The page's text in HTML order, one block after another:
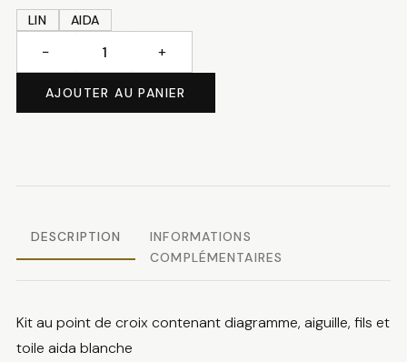
LIN
AIDA
Ours
− +
AJOUTER AU PANIER
DESCRIPTION
INFORMATIONS
COMPLÉMENTAIRES
Kit au point de croix contenant diagramme, aiguille, fils et
toile aida blanche